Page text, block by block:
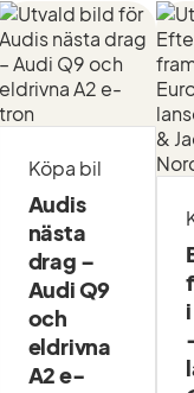
Köpa bil
Audis
nästa
drag –
Audi Q9
och
eldrivna
A2 e-